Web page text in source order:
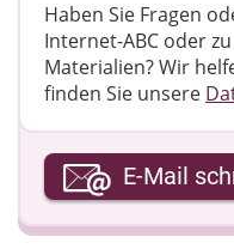
Haben Sie Fragen
Internet-ABC oder
Materialien? Wir
finden Sie unsere
Ihre E-Mail-Adresse
E-Mail